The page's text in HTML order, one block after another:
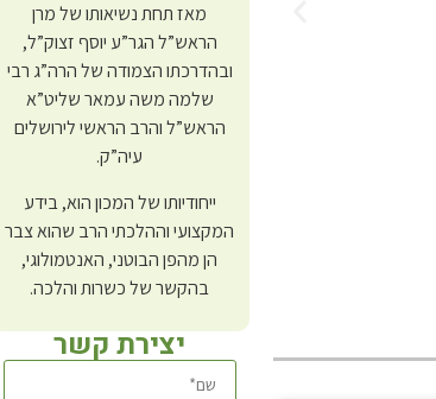
מאז תחת נשיאותו של מרן
הראש”ל הגר”ע יוסף זצוק”ל,
ובהדרכתו הצמודה של הרה”ג רבי
שלמה משה עמאר שליט”א
הראש”ל והרב הראשי לירושלים
עיה”ק.
ייחודיותו של המכון הוא, בידע
המקצועי וההלכתי הרב שהוא צבר
הן מהפן הבוטני, האנטמולוגי,
בהקשר של כשרות והלכה.
יצירת קשר